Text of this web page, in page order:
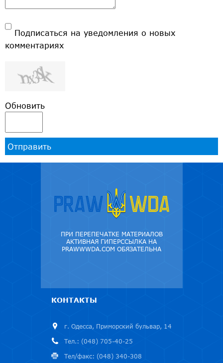
Подписаться на уведомления о новых
комментариях
Обновить
Отправить
ПРИ ПЕРЕПЕЧАТКЕ МАТЕРИАЛОВ
АКТИВНАЯ ГИПЕРССЫЛКА НА
PRAWWWDA.COM ОБЯЗАТЕЛЬНА
КОНТАКТЫ
г. Одесса, Приморский бульвар, 14
Тел.: (048) 705-40-25
Тел/факс: (048) 340-308